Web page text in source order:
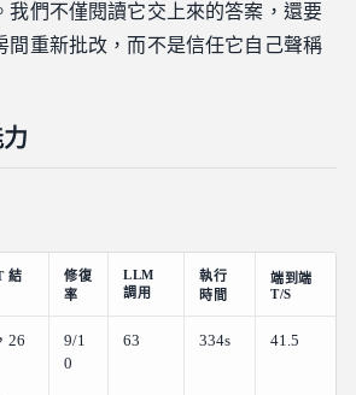
我們不僅閱讀它交上來的答案，還要
間重新批改，而不是信任它自己聲稱
結
修復
率
LLM
調用
執行
時間
端到端
T/S
26
9/1
0
63 334s 41.5